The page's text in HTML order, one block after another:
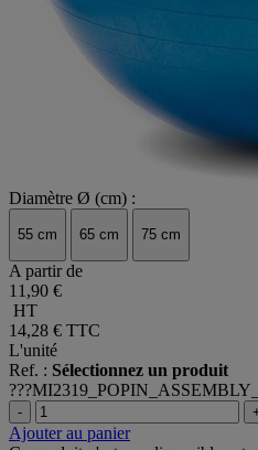
Diamètre Ø (cm) :
55 cm 65 cm 75 cm
A partir de
11,90 €
HT
14,28 € TTC
L'unité
Ref. : Sélectionnez un produit
-
Ajouter au panier